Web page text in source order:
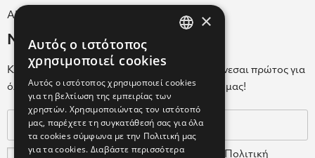
ΑΡ.Γ.Ε.ΜΗ. 038365205000
Newsletter
Κάνε εγγραφή στο Newsletter για να ενημερώνεσαι πρώτος για
όλα τα νέα μας και τα ολοκαίνουρια προϊόντα μας!
Συμφωνώ με τουςΌρους Χρήσης Πολιτική
×
Αυτός ο ιστότοπος
χρησιμοποιεί cookies
Αυτός ο ιστότοπος χρησιμοποιεί cookies
για τη βελτίωση της εμπειρίας των
χρηστών. Χρησιμοποιώντας τον ιστότοπό
μας, παρέχετε τη συγκατάθεσή σας για όλα
τα cookies σύμφωνα με την Πολιτική μας
για τα cookies. Διαβάστε περισσότερα